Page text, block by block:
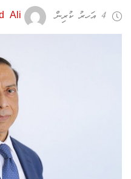
4 އަހރު ކުރިން Ali